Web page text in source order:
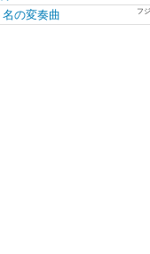
の変奏曲 フ